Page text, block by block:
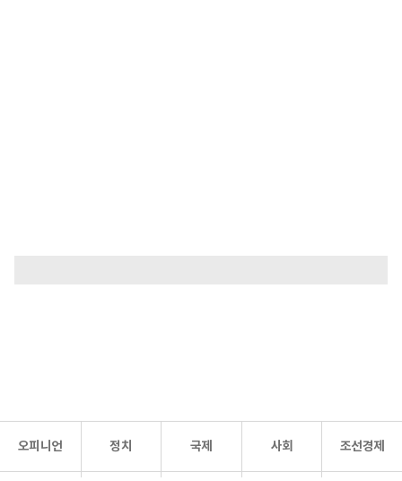
오피니언 정치 국제 사회 조선경제